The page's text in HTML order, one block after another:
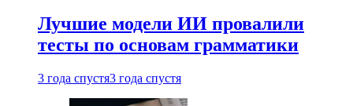
Лучшие модели ИИ провалили
тесты по основам грамматики
3 года спустя3 года спустя